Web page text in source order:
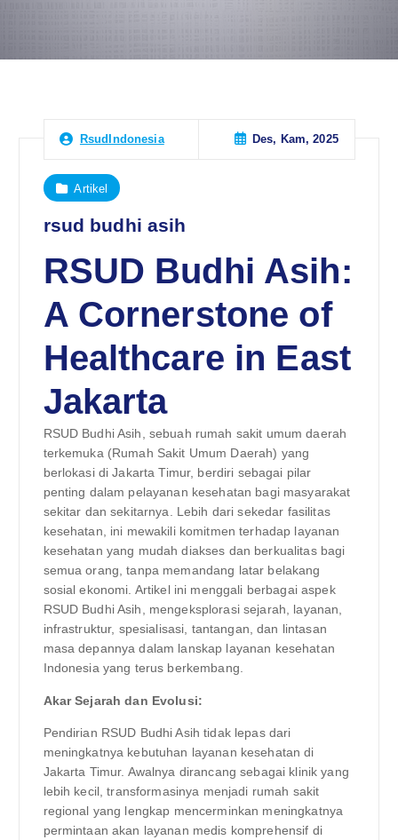
RsudIndonesia Des, Kam, 2025
Artikel
rsud budhi asih
RSUD Budhi Asih:
A Cornerstone of
Healthcare in East
Jakarta
RSUD Budhi Asih, sebuah rumah sakit umum daerah
terkemuka (Rumah Sakit Umum Daerah) yang
berlokasi di Jakarta Timur, berdiri sebagai pilar
penting dalam pelayanan kesehatan bagi masyarakat
sekitar dan sekitarnya. Lebih dari sekedar fasilitas
kesehatan, ini mewakili komitmen terhadap layanan
kesehatan yang mudah diakses dan berkualitas bagi
semua orang, tanpa memandang latar belakang
sosial ekonomi. Artikel ini menggali berbagai aspek
RSUD Budhi Asih, mengeksplorasi sejarah, layanan,
infrastruktur, spesialisasi, tantangan, dan lintasan
masa depannya dalam lanskap layanan kesehatan
Indonesia yang terus berkembang.
Akar Sejarah dan Evolusi:
Pendirian RSUD Budhi Asih tidak lepas dari
meningkatnya kebutuhan layanan kesehatan di
Jakarta Timur. Awalnya dirancang sebagai klinik yang
lebih kecil, transformasinya menjadi rumah sakit
regional yang lengkap mencerminkan meningkatnya
permintaan akan layanan medis komprehensif di